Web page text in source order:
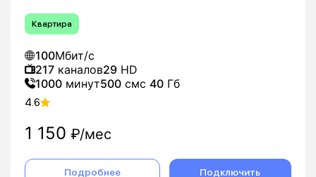
Квартира
100Мбит/с
217 каналов29 HD
1000 минут500 смс 40 Гб
4.6
1 150 ₽/мес
Подробнее Подключить